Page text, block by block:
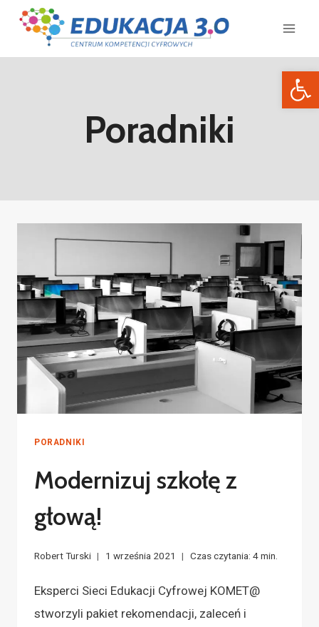
Poradniki
PORADNIKI
Modernizuj szkołę z
głową!
Robert Turski 1 września 2021 Czas czytania: 4min.
Eksperci Sieci Edukacji Cyfrowej KOMET@
stworzyli pakiet rekomendacji, zaleceń i